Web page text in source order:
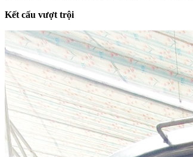
Kết cấu vượt trội